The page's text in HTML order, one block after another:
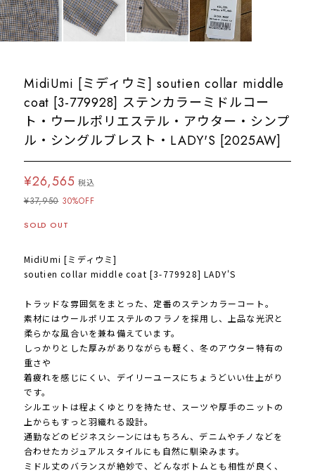
MidiUmi [ミディウミ] soutien collar middle
coat [3-779928] ステンカラーミドルコー
ト・ウールポリエステル・アウター・シンプ
ル・シングルブレスト・LADY'S [2025AW]
¥26,565 税込
¥37,950 30%OFF
SOLD OUT
MidiUmi [ミディウミ]
soutien collar middle coat [3-779928] LADY'S
トラッドな雰囲気をまとった、定番のステンカラーコート。
素材にはウールポリエステルのフラノを採用し、上品な光沢と
柔らかな風合いを兼ね備えています。
しっかりとした厚みがありながらも軽く、冬のアウター特有の
重さや
着疲れを感じにくい、デイリーユースにちょうどいい仕上がり
です。
シルエットは程よくゆとりを持たせ、スーツや厚手のニットの
上からもすっと羽織れる設計。
通勤などのビジネスシーンにはもちろん、デニムやチノなどを
合わせたカジュアルスタイルにも自然に馴染みます。
ミドル丈のバランスが絶妙で、どんなボトムとも相性が良く、